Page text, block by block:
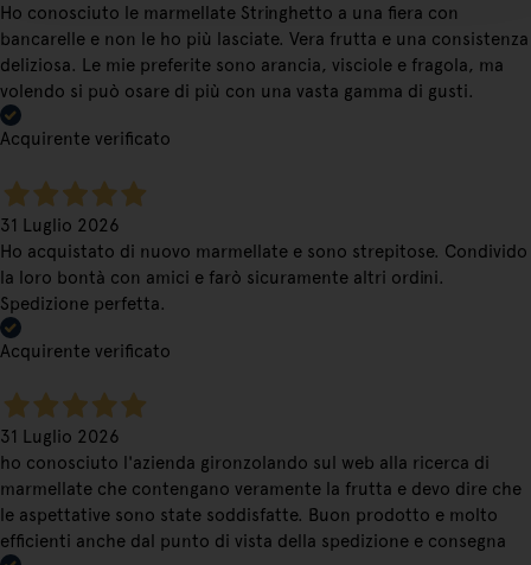
Ho conosciuto le marmellate Stringhetto a una fiera con
bancarelle e non le ho più lasciate. Vera frutta e una consistenza
deliziosa. Le mie preferite sono arancia, visciole e fragola, ma
volendo si può osare di più con una vasta gamma di gusti.
Acquirente verificato
31 Luglio 2026
Ho acquistato di nuovo marmellate e sono strepitose. Condivido
la loro bontà con amici e farò sicuramente altri ordini.
Spedizione perfetta.
Acquirente verificato
31 Luglio 2026
ho conosciuto l'azienda gironzolando sul web alla ricerca di
marmellate che contengano veramente la frutta e devo dire che
le aspettative sono state soddisfatte. Buon prodotto e molto
efficienti anche dal punto di vista della spedizione e consegna